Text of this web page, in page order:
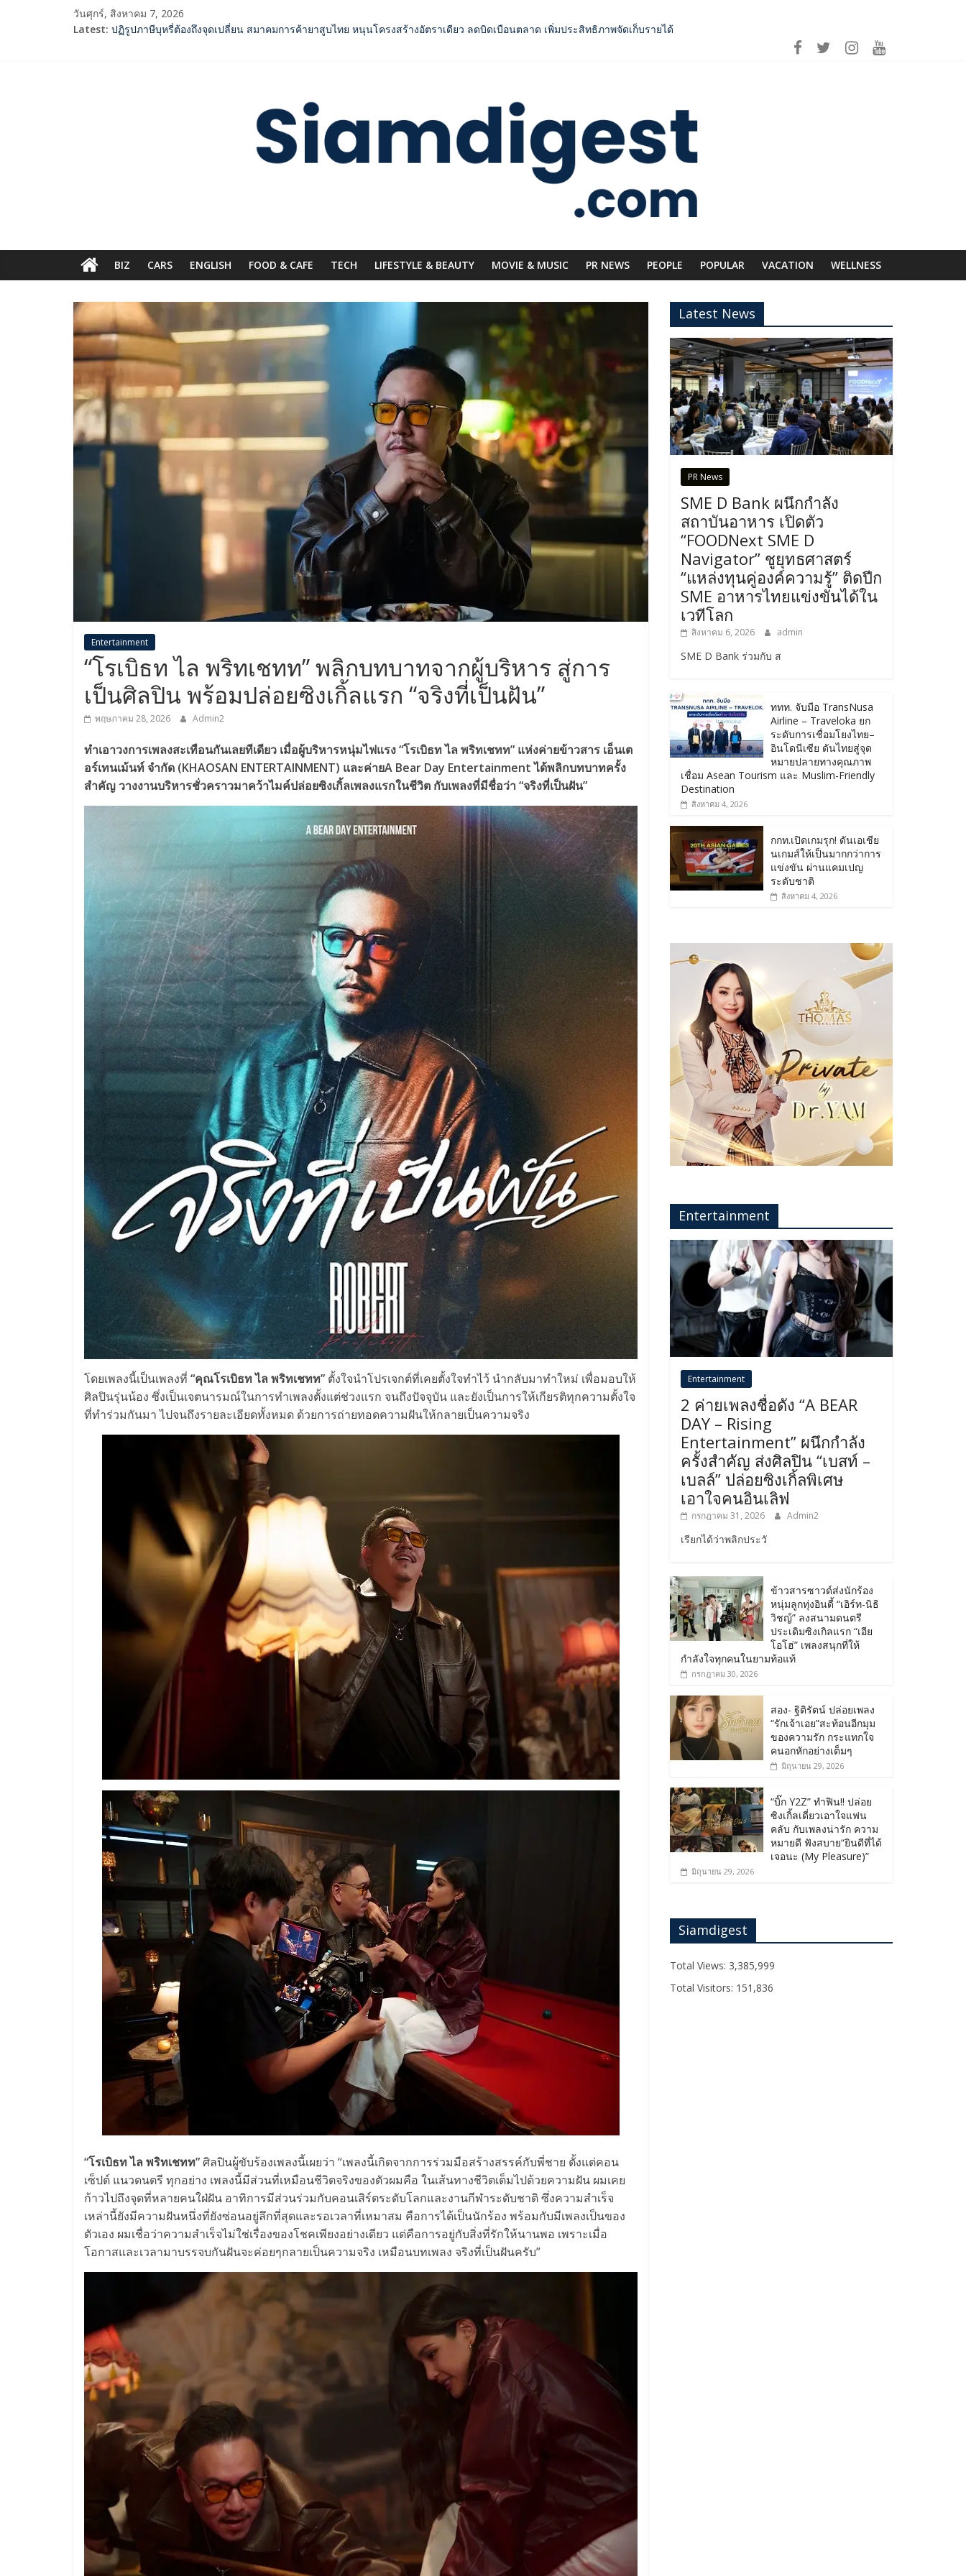
วันศุกร์, สิงหาคม 7, 2026
Latest: ปฏิรูปภาษีบุหรี่ต้องถึงจุดเปลี่ยน สมาคมการค้ายาสูบไทย หนุนโครงสร้างอัตราเดียว ลดบิดเบือนตลาด เพิ่มประสิทธิภาพจัดเก็บรายได้
BIZ CARS ENGLISH​ FOOD & CAFE TECH LIFESTYLE & BEAUTY MOVIE & MUSIC PR NEWS PEOPLE POPULAR VACATION WELLNESS
Entertainment
“โรเบิธท ไล พริทเชทท” พลิกบทบาทจากผู้บริหาร สู่การ
เป็นศิลปิน พร้อมปล่อยซิงเกิ้ลแรก “จริงที่เป็นฝัน”
พฤษภาคม 28, 2026 Admin2
ทำเอาวงการเพลงสะเทือนกันเลยทีเดียว เมื่อผู้บริหารหนุ่มไฟแรง “โรเบิธท ไล พริทเชทท” แห่งค่ายข้าวสาร เอ็นเต
อร์เทนเม้นท์ จำกัด (KHAOSAN ENTERTAINMENT) และค่ายA Bear Day Entertainment ได้พลิกบทบาทครั้ง
สำคัญ วางงานบริหารชั่วคราวมาคว้าไมค์ปล่อยซิงเกิ้ลเพลงแรกในชีวิต กับเพลงที่มีชื่อว่า “จริงที่เป็นฝัน”
โดยเพลงนี้เป็นเพลงที่ “คุณโรเบิธท ไล พริทเชทท” ตั้งใจนำโปรเจกต์ที่เคยตั้งใจทำไว้ นำกลับมาทำใหม่ เพื่อมอบให้
ศิลปินรุ่นน้อง ซึ่งเป็นเจตนารมณ์ในการทำเพลงตั้งแต่ช่วงแรก จนถึงปัจจุบัน และยังเป็นการให้เกียรติทุกความตั้งใจ
ที่ทำร่วมกันมา ไปจนถึงรายละเอียดทั้งหมด ด้วยการถ่ายทอดความฝันให้กลายเป็นความจริง
“โรเบิธท ไล พริทเชทท”ศิลปินผู้ขับร้องเพลงนี้เผยว่า “เพลงนี้เกิดจากการร่วมมือสร้างสรรค์กับพี่ชาย ตั้งแต่คอน
เซ็ปต์ แนวดนตรี ทุกอย่าง เพลงนี้มีส่วนที่เหมือนชีวิตจริงของตัวผมคือ ในเส้นทางชีวิตเต็มไปด้วยความฝัน ผมเคย
ก้าวไปถึงจุดที่หลายคนใฝ่ฝัน อาทิการมีส่วนร่วมกับคอนเสิร์ตระดับโลกและงานกีฬาระดับชาติ ซึ่งความสำเร็จ
เหล่านี้ยังมีความฝันหนึ่งที่ยังซ่อนอยู่ลึกที่สุดและรอเวลาที่เหมาสม คือการได้เป็นนักร้อง พร้อมกับมีเพลงเป็นของ
ตัวเอง ผมเชื่อว่าความสำเร็จไม่ใช่เรื่องของโชคเพียงอย่างเดียว แต่คือการอยู่กับสิ่งที่รักให้นานพอ เพราะเมื่อ
โอกาสและเวลามาบรรจบกันฝันจะค่อยๆกลายเป็นความจริง เหมือนบทเพลง จริงที่เป็นฝันครับ”
Latest News
PR News
SME D Bank ผนึกกำลัง
สถาบันอาหาร เปิดตัว
“FOODNext SME D
Navigator” ชูยุทธศาสตร์
“แหล่งทุนคู่องค์ความรู้” ติดปีก
SME อาหารไทยแข่งขันได้ใน
เวทีโลก
สิงหาคม 6, 2026 admin
SME D Bank ร่วมกับ ส
ททท. จับมือ TransNusa
Airline – Traveloka ยก
ระดับการเชื่อมโยงไทย–
อินโดนีเซีย ดันไทยสู่จุด
หมายปลายทางคุณภาพ
เชื่อม Asean Tourism และ Muslim-Friendly
Destination
สิงหาคม 4, 2026
กกท.เปิดเกมรุก! ดันเอเชีย
นเกมส์ให้เป็นมากกว่าการ
แข่งขัน ผ่านแคมเปญ
ระดับชาติ
สิงหาคม 4, 2026
Entertainment
Entertainment
2 ค่ายเพลงชื่อดัง “A BEAR
DAY – Rising
Entertainment” ผนึกกำลัง
ครั้งสำคัญ ส่งศิลปิน “เบสท์ –
เบลล์” ปล่อยซิงเกิ้ลพิเศษ
เอาใจคนอินเลิฟ
กรกฎาคม 31, 2026 Admin2
เรียกได้ว่าพลิกประวั
ข้าวสารซาวด์ส่งนักร้อง
หนุ่มลูกทุ่งอินดี้ “เอิร์ท-นิธิ
วิชญ์” ลงสนามดนตรี
ประเดิมซิงเกิลแรก “เอีย
โอโฮ่” เพลงสนุกที่ให้
กำลังใจทุกคนในยามท้อแท้
กรกฎาคม 30, 2026
สอง- ฐิติรัตน์ ปล่อยเพลง
“รักเจ้าเอย”สะท้อนอีกมุม
ของความรัก กระแทกใจ
คนอกหักอย่างเต็มๆ
มิถุนายน 29, 2026
“บิ๊ก Y2Z” ทำฟิน!! ปล่อย
ซิงเกิ้ลเดี่ยวเอาใจแฟน
คลับ กับเพลงน่ารัก ความ
หมายดี ฟังสบาย“ยินดีที่ได้
เจอนะ (My Pleasure)”
มิถุนายน 29, 2026
Siamdigest
Total Views: 3,385,999
Total Visitors: 151,836